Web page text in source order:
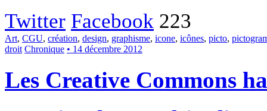
Twitter Facebook 223
Art, CGU, création, design, graphisme, icone, icônes, picto,
droit Chronique • 14 décembre 2012
Les Creative Commons